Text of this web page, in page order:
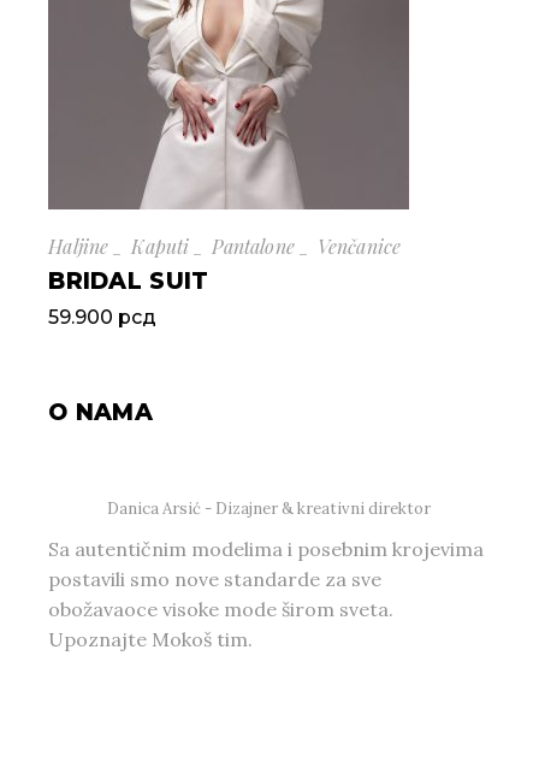
Haljine Kaputi Pantalone Venčanice
BRIDAL SUIT
59.900 рсд
O NAMA
Danica Arsić - Dizajner & kreativni direktor
Sa autentičnim modelima i posebnim krojevima
postavili smo nove standarde za sve
obožavaoce visoke mode širom sveta.
Upoznajte Mokoš tim.